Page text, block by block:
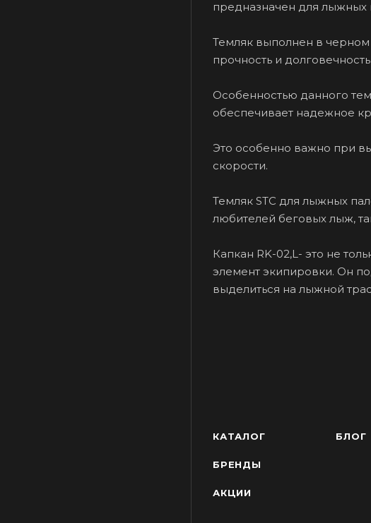
предназначен для лыжных
Темляк выполнен в черном
прочность и
Особенностью данного
обеспечивает надежное
Это особенно важно при
скорости.
Темляк STC для лыжных
любителей беговых лыж,
Капкан RK-02,L- это не
элемент экипировки. Он
выделиться на лыжной
КАТАЛОГ
БРЕНДЫ
АКЦИИ
БЛОГ